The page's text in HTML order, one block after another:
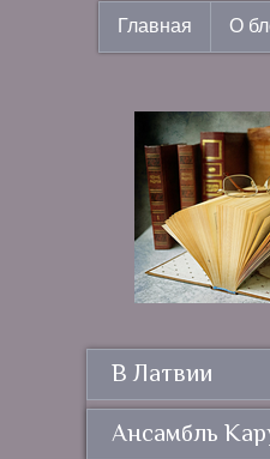
Главная О
В Латвии
Ансамбль